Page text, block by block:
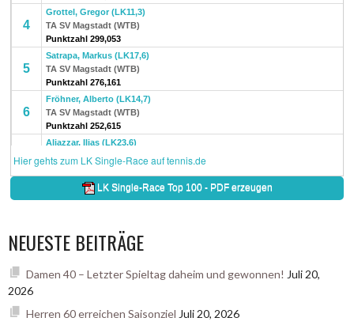
NEUESTE BEITRÄGE
Damen 40 – Letzter Spieltag daheim und gewonnen! Juli 20,
2026
Herren 60 erreichen Saisonziel Juli 20, 2026